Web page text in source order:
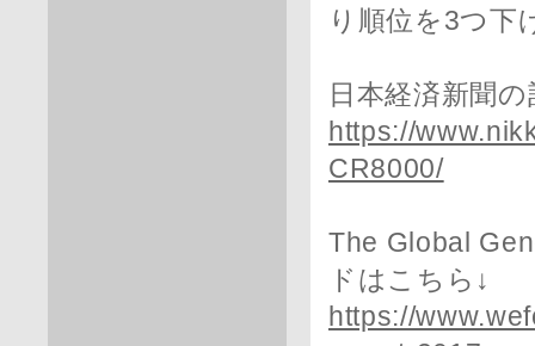
り順位を3つ下
日本経済新聞
https://
CR8000/
The Global
ドはこちら↓
https://